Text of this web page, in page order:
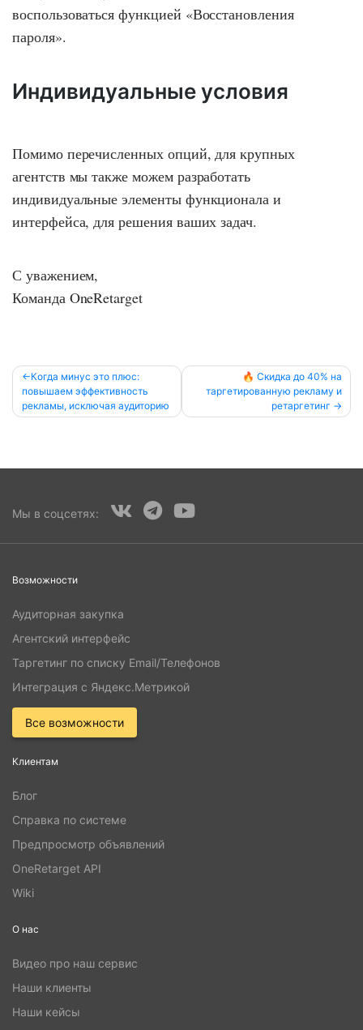
воспользоваться функцией «Восстановления
пароля».
Индивидуальные условия
Помимо перечисленных опций, для крупных
агентств мы также можем разработать
индивидуальные элементы функционала и
интерфейса, для решения ваших задач.
С уважением,
Команда OneRetarget
Навигация
по
записям
Когда минус это плюс:
повышаем эффективность
рекламы, исключая аудиторию
🔥 Скидка до 40% на
таргетированную рекламу и
ретаргетинг
Мы в соцсетях:
Возможности
Аудиторная закупка
Агентский интерфейс
Таргетинг по списку Email/Телефонов
Интеграция с Яндекс.Метрикой
Все возможности
Клиентам
Блог
Справка по системе
Предпросмотр объявлений
OneRetarget API
Wiki
О нас
Видео про наш сервис
Наши клиенты
Наши кейсы